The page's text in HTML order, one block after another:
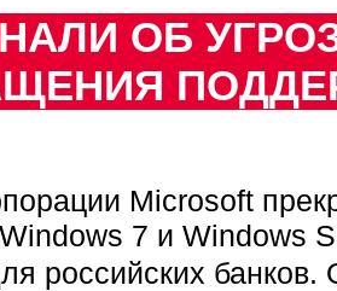
ОБ
Microsoft
7 и Windows
российских